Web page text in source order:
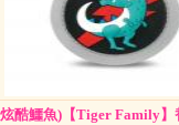
酷鱷魚)【Tiger Family】